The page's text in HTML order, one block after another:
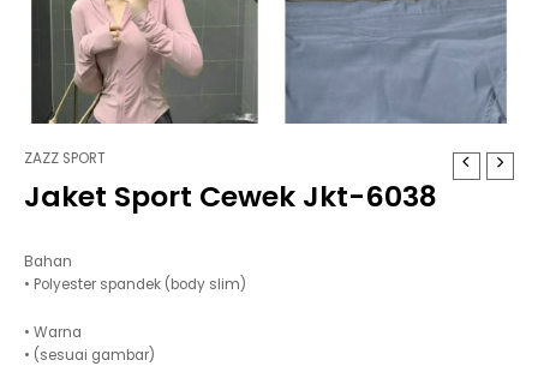
ZAZZ SPORT
Jaket Sport Cewek Jkt-6038
Bahan
• Polyester spandek (body slim)
• Warna
• (sesuai gambar)